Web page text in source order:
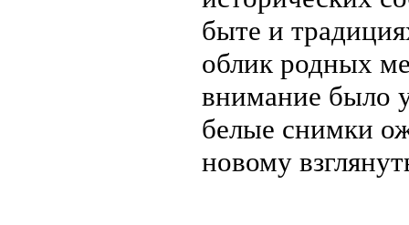
быте и
облик родных
внимание было
белые снимки
новому